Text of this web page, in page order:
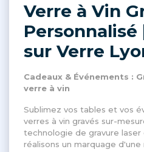
Verre à Vin
Personnalisé
sur Verre
Cadeaux & Événements :
verre à vin
Sublimez vos tables et vos
verres à vin gravés sur-
technologie de gravure laser
réalisons un marquage